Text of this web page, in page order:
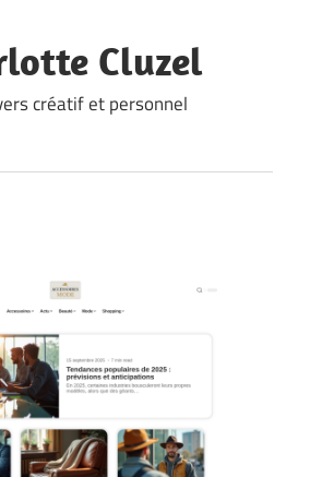
Cluzel
créatif et personnel